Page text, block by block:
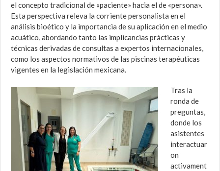
el concepto tradicional de «paciente» hacia el de «persona».
Esta perspectiva releva la corriente personalista en el
análisis bioético y la importancia de su aplicación en el medio
acuático, abordando tanto las implicancias prácticas y
técnicas derivadas de consultas a expertos internacionales,
como los aspectos normativos de las piscinas terapéuticas
vigentes en la legislación mexicana.
Tras la
ronda de
preguntas,
donde los
asistentes
interactuar
on
activament